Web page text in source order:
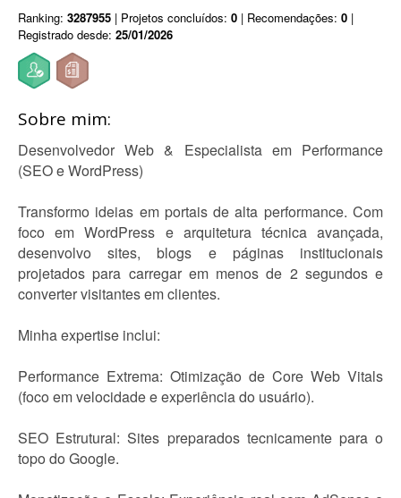
Ranking: 3287955 | Projetos concluídos: 0 | Recomendações: 0 |
Registrado desde: 25/01/2026
Sobre mim:
Desenvolvedor Web & Especialista em Performance
(SEO e WordPress)
Transformo ideias em portais de alta performance. Com
foco em WordPress e arquitetura técnica avançada,
desenvolvo sites, blogs e páginas institucionais
projetados para carregar em menos de 2 segundos e
converter visitantes em clientes.
Minha expertise inclui:
Performance Extrema: Otimização de Core Web Vitals
(foco em velocidade e experiência do usuário).
SEO Estrutural: Sites preparados tecnicamente para o
topo do Google.